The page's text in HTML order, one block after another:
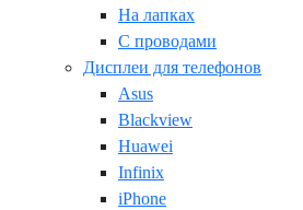
На лапках
С проводами
Дисплеи для телефонов
Asus
Blackview
Huawei
Infinix
iPhone